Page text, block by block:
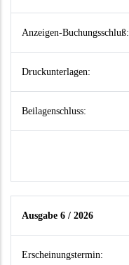
Anzeigen-Buchungsschluß:
Druckunterlagen:
Beilagenschluss:
Ausgabe 6 / 2026
Erscheinungstermin: